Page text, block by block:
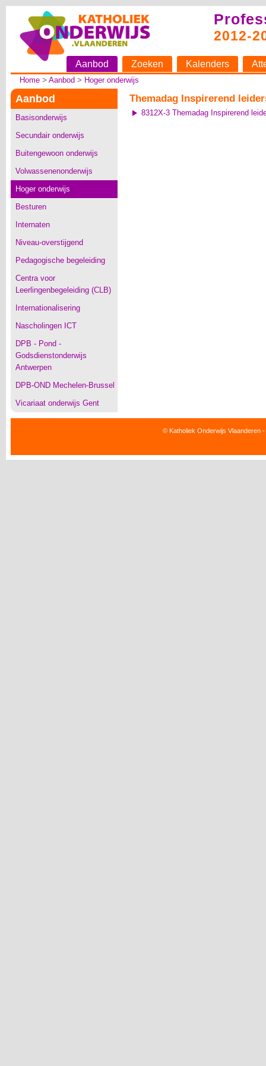
2012-
Aanbod Zoeken Kalenders
Home> Aanbod > Hoger onderwijs
Aanbod
Basisonderwijs
Secundair onderwijs
Buitengewoon onderwijs
Volwassenenonderwijs
Hoger onderwijs
Besturen
Internaten
Niveau-overstijgend
Pedagogische begeleiding
Centra voor
Leerlingenbegeleiding (CLB)
Internationalisering
Nascholingen ICT
DPB - Pond -
Godsdienstonderwijs
Antwerpen
DPB-OND Mechelen-Brussel
Vicariaat onderwijs Gent
Themadag Inspirerend
8312X-3 Themadag Inspirerend
© Katholiek Onderwijs Vlaanderen